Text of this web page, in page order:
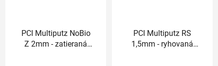
PCI Multiputz NoBio
Z 2mm - zatieraná
PCI Multiputz RS
1,5mm - ryhovaná